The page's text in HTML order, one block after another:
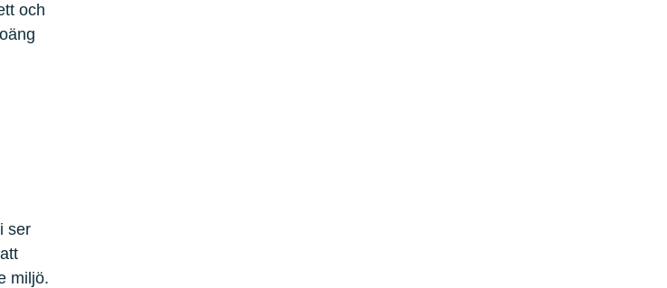
och
ser
miljö.